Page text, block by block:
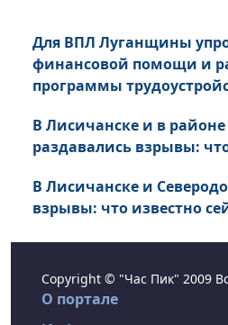
Для ВПЛ Луганщины
финансовой помощи и
программы
В Лисичанске и в
раздавались взрывы:
В Лисичанске и
взрывы: что известно
Copyright © "Час Пик" 2009
О портале